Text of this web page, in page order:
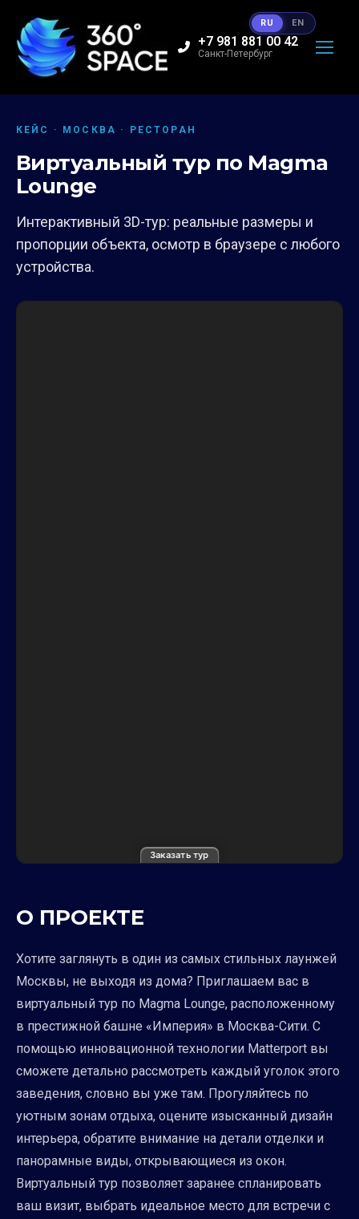
+7 981 881 00 42
Санкт-Петербург
КЕЙС · МОСКВА · РЕСТОРАН
Виртуальный тур по Magma
Lounge
Интерактивный 3D-тур: реальные размеры и
пропорции объекта, осмотр в браузере с любого
устройства.
Заказать тур
О ПРОЕКТЕ
Хотите заглянуть в один из самых стильных лаунжей
Москвы, не выходя из дома? Приглашаем вас в
виртуальный тур по Magma Lounge, расположенному
в престижной башне «Империя» в Москва-Сити. С
помощью инновационной технологии Matterport вы
сможете детально рассмотреть каждый уголок этого
заведения, словно вы уже там. Прогуляйтесь по
уютным зонам отдыха, оцените изысканный дизайн
интерьера, обратите внимание на детали отделки и
панорамные виды, открывающиеся из окон.
Виртуальный тур позволяет заранее спланировать
ваш визит, выбрать идеальное место для встречи с
RU EN